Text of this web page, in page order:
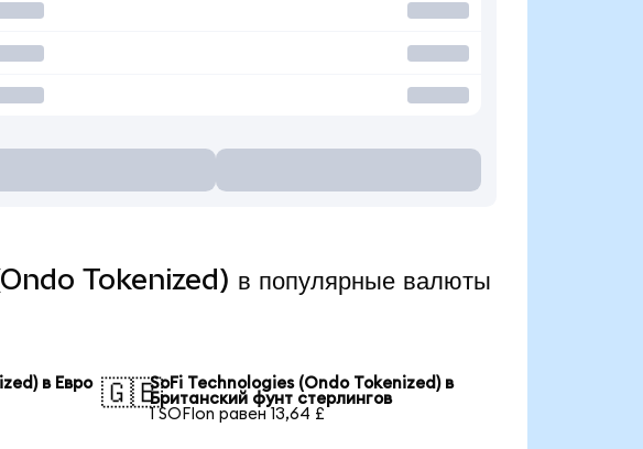
Tokenized) в популярные валюты
в Евро 🇬🇧SoFi Technologies (Ondo Tokenized) в
Британский фунт стерлингов
1 SOFIon равен 13,64 £